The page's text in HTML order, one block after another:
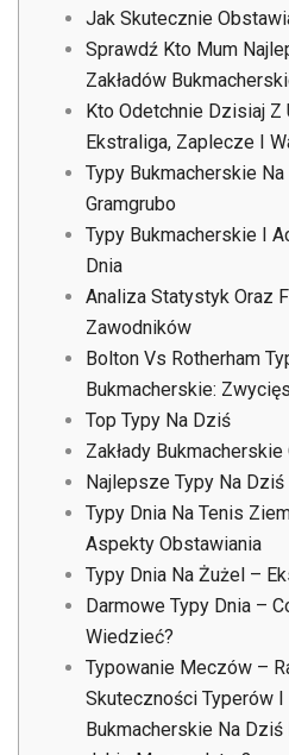
Jak Skutecznie
Sprawdź Kto Mum
Zakładów
Kto Odetchnie Dzisiaj Z
Ekstraliga, Zaplecze I
Typy Bukmacherskie
Gramgrubo
Typy Bukmacherskie I
Dnia
Analiza Statystyk Oraz
Zawodników
Bolton Vs Rotherham
Bukmacherskie:
Top Typy Na Dziś
Zakłady Bukmacherskie
Najlepsze Typy Na Dziś
Typy Dnia Na Tenis
Aspekty Obstawiania
Typy Dnia Na Żużel –
Darmowe Typy Dnia –
Wiedzieć?
Typowanie Meczów –
Skuteczności Typerów I
Bukmacherskie Na